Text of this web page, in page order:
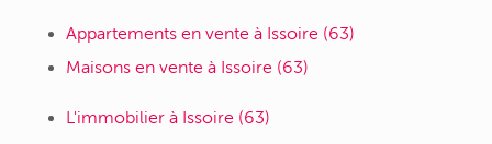
Appartements en vente à Issoire (63)
Maisons en vente à Issoire (63)
L'immobilier à Issoire (63)